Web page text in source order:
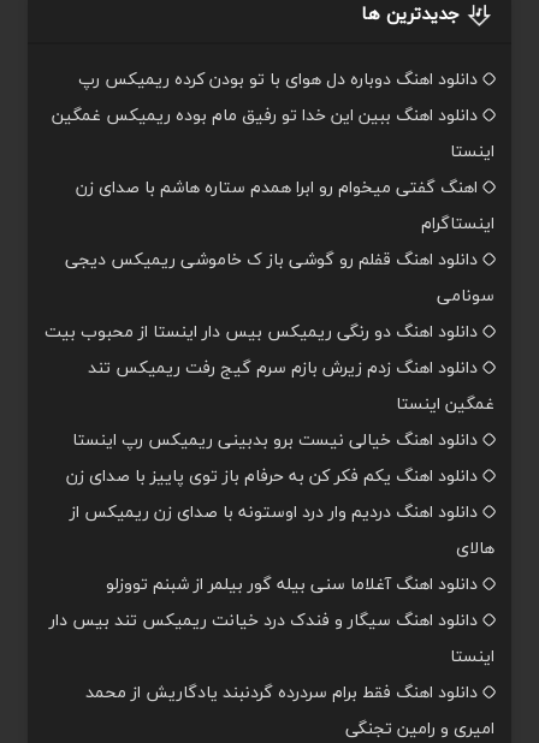
جدیدترین ها
دانلود اهنگ دوباره دل هوای با تو بودن کرده ریمیکس رپ
دانلود اهنگ ببین این خدا تو رفیق مام بوده ریمیکس غمگین
اینستا
اهنگ گفتی میخوام رو ابرا همدم ستاره هاشم با صدای زن
اینستاگرام
دانلود اهنگ قفلم رو گوشی باز ک خاموشی ریمیکس دیجی
سونامی
دانلود اهنگ دو رنگی ریمیکس بیس دار اینستا از محبوب بیت
دانلود اهنگ زدم زیرش بازم سرم گیج رفت ریمیکس تند
غمگین اینستا
دانلود اهنگ خیالی نیست برو بدبینی ریمیکس رپ اینستا
دانلود اهنگ یکم فکر کن به حرفام باز توی پاییز با صدای زن
دانلود اهنگ دردیم وار درد اوستونه با صدای زن ریمیکس از
هالای
دانلود اهنگ آغلاما سنی بیله گور بیلمر از شبنم تووزلو
دانلود اهنگ سیگار و فندک درد خیانت ریمیکس تند بیس دار
اینستا
دانلود اهنگ فقط برام سردرده گردنبند یادگاریش از محمد
امیری و رامین تجنگی